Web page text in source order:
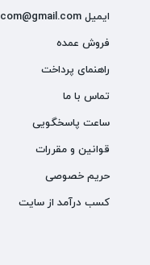
ایمیل mobooff.com@gmail.com
فروش عمده
راهنمای پرداخت
تماس با ما
ساعت پاسخگویی
قوانین و مقررات
حریم خصوصی
کسب درآمد از سایت